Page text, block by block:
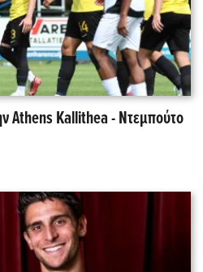
Athens Kallithea - Ντεμπούτο